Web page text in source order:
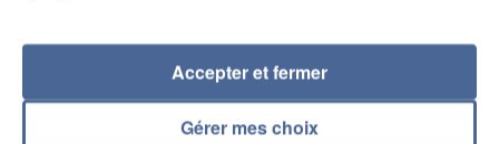
L’UN DES FONDATEURS SUPPOSÉS DE LA DZ
MAFIA INTERPELLÉ EN ALGÉRIE
Gérer mes choix
Accepter et fermer